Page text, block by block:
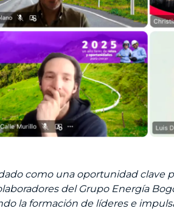
como una oportunidad clave
del Grupo Energía
la formación de líderes e